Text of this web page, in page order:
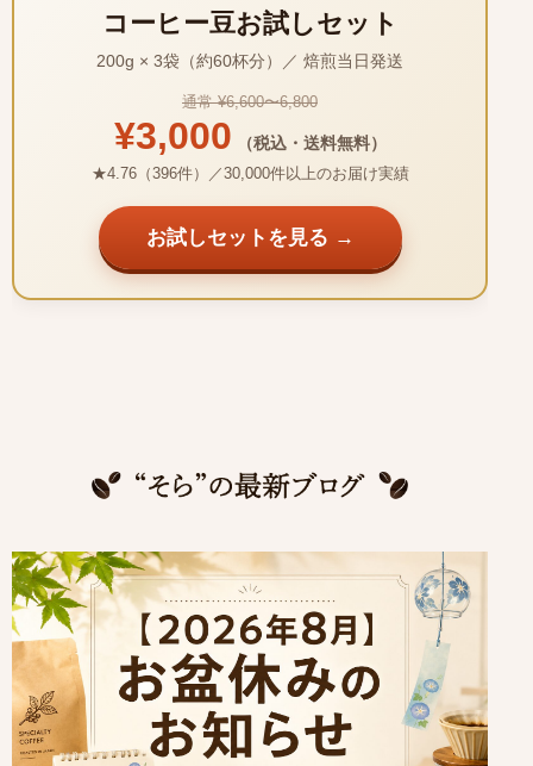
コーヒー豆お試しセット
200g × 3袋（約60杯分）／ 焙煎当日発送
通常 ¥6,600〜6,800
¥3,000 （税込・送料無料）
★4.76（396件）／30,000件以上のお届け実績
お試しセットを見る →